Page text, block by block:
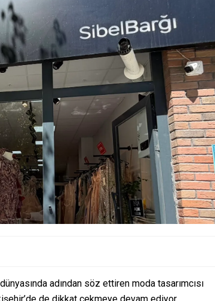
adından söz ettiren moda tasarımcısı